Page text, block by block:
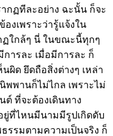
กฏทีละอย่าง ฉะนั้น ก็จะ
งเพราะว่ารู้แจ้งใน
ใกล้ๆ นี่ ในขณะนี้ทุกๆ
ารละ เมื่อมีการละ ก็
ผิด ยึดถือสิ่งต่างๆ เหล่า
พพานก็ไม่ไกล เพราะไม่
ที่จะต้องเดินทาง
ยู่ที่ไหนมีนามมีรูปเกิดดับ
รมตามความเป็นจริง ก็